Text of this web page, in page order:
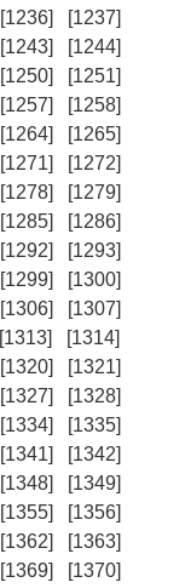
[1236]
[1237]
[1243]
[1244]
[1250]
[1251]
[1257]
[1258]
[1264]
[1265]
[1271]
[1272]
[1278]
[1279]
[1285]
[1286]
[1292]
[1293]
[1299]
[1300]
[1306]
[1307]
[1313]
[1314]
[1320]
[1321]
[1327]
[1328]
[1334]
[1335]
[1341]
[1342]
[1348]
[1349]
[1355]
[1356]
[1362]
[1363]
[1369]
[1370]